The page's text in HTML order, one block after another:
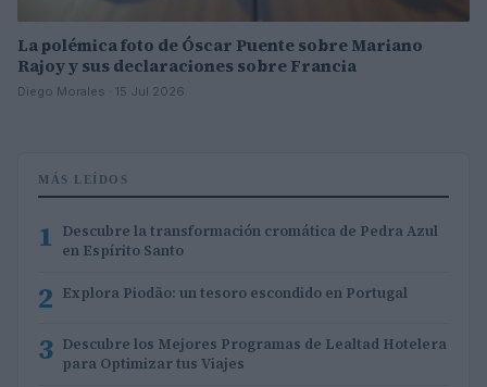
La polémica foto de Óscar Puente sobre Mariano
Rajoy y sus declaraciones sobre Francia
Diego Morales · 15 Jul 2026
MÁS LEÍDOS
1 Descubre la transformación cromática de Pedra Azul
en Espírito Santo
2 Explora Piodão: un tesoro escondido en Portugal
3 Descubre los Mejores Programas de Lealtad Hotelera
para Optimizar tus Viajes